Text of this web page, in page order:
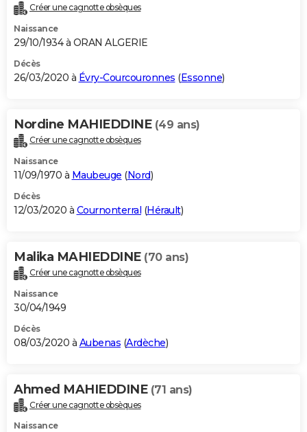
Créer une cagnotte obsèques
Naissance
29/10/1934 à ORAN ALGERIE
Décès
26/03/2020 à Évry-Courcouronnes (Essonne)
Nordine MAHIEDDINE (49 ans)
Créer une cagnotte obsèques
Naissance
11/09/1970 à Maubeuge (Nord)
Décès
12/03/2020 à Cournonterral (Hérault)
Malika MAHIEDDINE (70 ans)
Créer une cagnotte obsèques
Naissance
30/04/1949
Décès
08/03/2020 à Aubenas (Ardèche)
Ahmed MAHIEDDINE (71 ans)
Créer une cagnotte obsèques
Naissance